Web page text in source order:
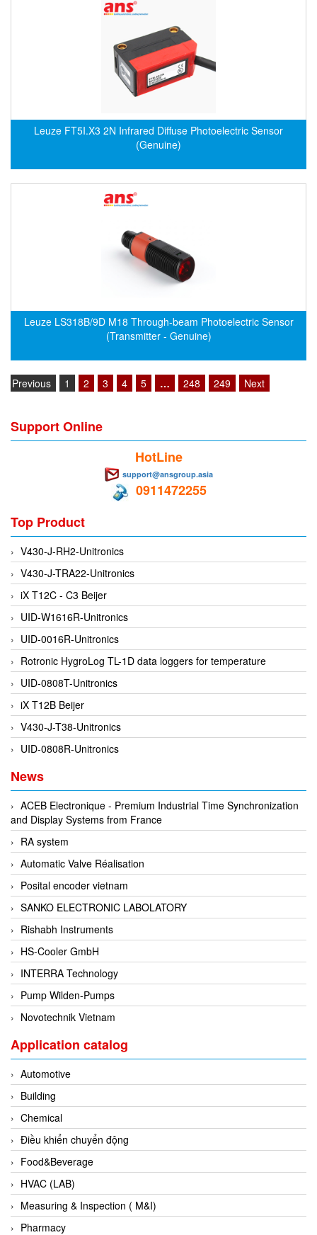
EGE Elektronik
Ekstrom-Carlson
Electronic Design System S.R.L Vietnam
Electro-Sensors Vietnam
Elektrogas Vietnam
Elektrophysik Vietnam
elesa-ganter
Elettrotek Kabel
ELMESS-Thermosystemtechnik
Eltex-Elektrostatik
Eltherm
ELTRA Encoder
ELVEM Vietnam
Emaco
EMC PARTNER
EMCSOSIN
Emerson/Vertiv
EMG
Emotron
Endress+Hauser
Enensys Vietnam
Enerdoor
Enerpac
ENERSYS
Enolgas
Envada
Environmental Compliance Products
EPC
EPE Process Filters & Accumulators
Epro/Emerson
ERE WIRELESS
Erhardt-Leimer
Erhardt-Leimer
Erhardt-leimer
ERICHSEN
Erinda/Delta
ESA Automation Vietnam
Esa Pyronics
Euchner
EUCHNER GmbH + Co. KG VietNam
Leuze FT5I.X3 2N Infrared Diffuse Photoelectric Sensor
(Genuine)
Leuze LS318B/9D M18 Through-beam Photoelectric Sensor
(Transmitter - Genuine)
Previous 1 2 3 4 5 … 248 249 Next
Support Online
HotLine
support@ansgroup.asia
0911472255
Top Product
V430-J-RH2-Unitronics
V430-J-TRA22-Unitronics
iX T12C - C3 Beijer
UID-W1616R-Unitronics
UID-0016R-Unitronics
Rotronic HygroLog TL-1D data loggers for temperature
UID-0808T-Unitronics
iX T12B Beijer
V430-J-T38-Unitronics
UID-0808R-Unitronics
News
ACEB Electronique - Premium Industrial Time Synchronization
and Display Systems from France
RA system
Automatic Valve Réalisation
Posital encoder vietnam
SANKO ELECTRONIC LABOLATORY
Rishabh Instruments
HS-Cooler GmbH
INTERRA Technology
Pump Wilden-Pumps
Novotechnik Vietnam
Application catalog
Automotive
Building
Chemical
Điều khiển chuyển động
Food&Beverage
HVAC (LAB)
Measuring & Inspection ( M&I)
Pharmacy